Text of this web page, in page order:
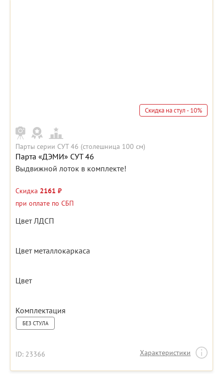
Скидка на стул - 10%
Парты серии СУТ 46 (столешница 100 см)
Парта «ДЭМИ» СУТ 46
Выдвижной лоток в комплекте!
Скидка 2161 ₽
при оплате по СБП
Цвет ЛДСП
Цвет металлокаркаса
Цвет
Комплектация
БЕЗ СТУЛА
ID: 23366 Характеристики